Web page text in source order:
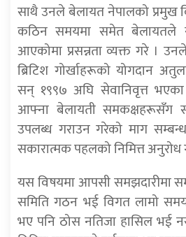
साथै उनले बेलायत नेपालको प्रमुख
कठिन समयमा समेत बेलायतले
आएकोमा प्रसन्नता व्यक्त गरे ।
ब्रिटिश गोर्खाहरूको योगदान
सन् १९९७ अघि सेवानिवृत्त भएका
आफ्ना बेलायती समकक्षहरूसँग
उपलब्ध गराउन गरेको माग
सकारात्मक पहलको निमित्त अनुरोध
यस विषयमा आपसी समझदारीमा
समिति गठन भई विगत लामो
भए पनि ठोस नतिजा हासिल भई